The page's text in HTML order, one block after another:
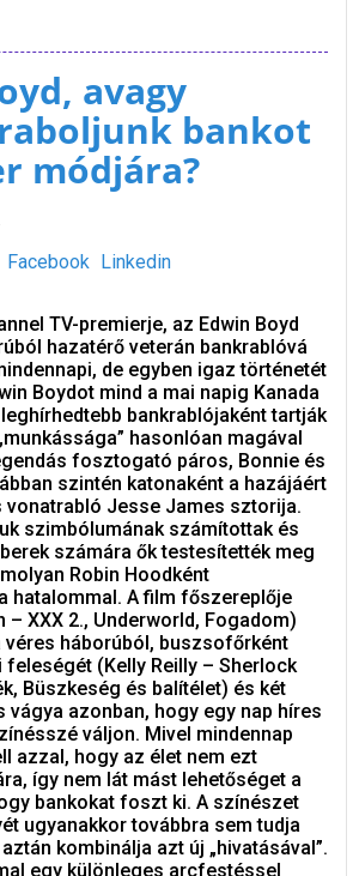
avagy
bankot
módjára?
Facebook Linkedin
TV-premierje, az Edwin Boyd
hazatérő veterán bankrablóvá
de egyben igaz történetét
Boydot mind a mai napig Kanada
bankrablójaként tartják
hasonlóan magával
fosztogató páros, Bonnie és
szintén katonaként a hazájáért
vonatrabló Jesse James sztorija.
szimbólumának számítottak és
számára ők testesítették meg
Robin Hoodként
hatalommal. A film főszereplője
– XXX 2., Underworld, Fogadom)
véres háborúból, buszsofőrként
feleségét (Kelly Reilly – Sherlock
Büszkeség és balítélet) és két
vágya azonban, hogy egy nap híres
váljon. Mivel mindennap
azzal, hogy az élet nem ezt
így nem lát mást lehetőséget a
bankokat foszt ki. A színészet
ugyanakkor továbbra sem tudja
kombinálja azt új „hivatásával”.
egy különleges arcfestéssel